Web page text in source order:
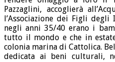
Pazzaglini, accoglierà
l’Associazione dei Figli degli
negli anni 35/40 erano i
tutto il mondo e che in
colonia marina di Cattolica.
dedicata ai beni culturali,